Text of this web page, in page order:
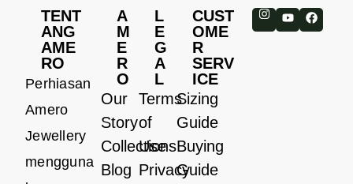
TENT
ANG
AME
RO
Perhiasan
Amero
Jewellery
mengguna
A
M
E
R
O
Our
Story
Collections
Blog
L
E
G
A
L
Terms
of
Use
Privacy
CUST
OME
R
SERV
ICE
Sizing
Guide
Buying
Guide